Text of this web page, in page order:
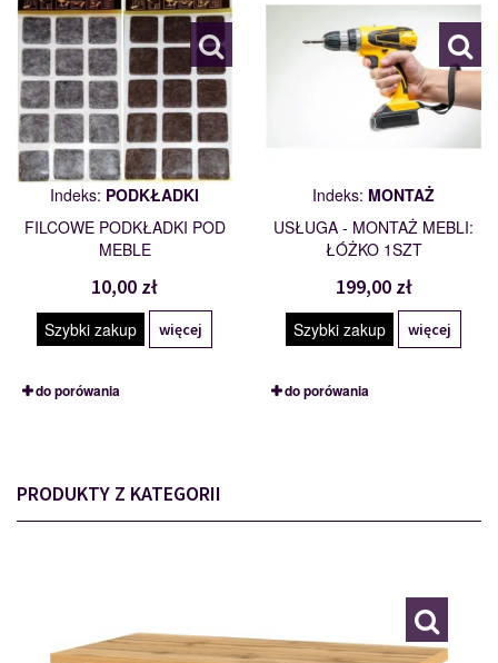
Indeks: PODKŁADKI
FILCOWE PODKŁADKI POD
MEBLE
10,00 zł
Szybki zakup więcej
do porówania
Indeks: MONTAŻ
USŁUGA - MONTAŻ MEBLI:
ŁÓŻKO 1SZT
199,00 zł
Szybki zakup więcej
do porówania
PRODUKTY Z KATEGORII